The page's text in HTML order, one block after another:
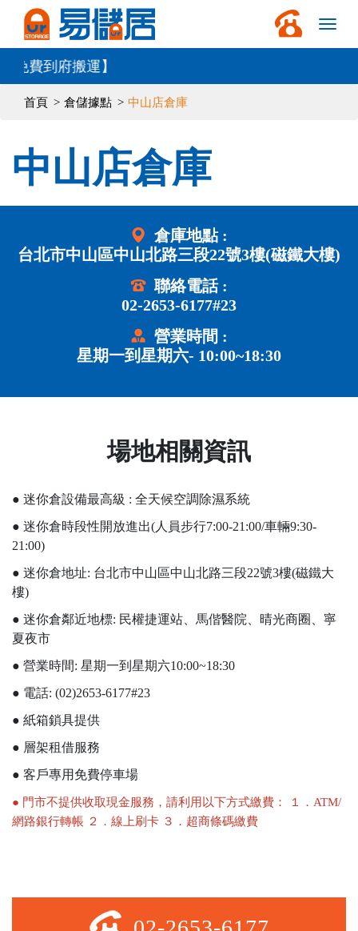
府搬運】
首頁 倉儲據點 中山店倉庫
中山店倉庫
倉庫地點 :
台北市中山區中山北路三段22號3樓(磁鐵大樓)
聯絡電話 :
02-2653-6177#23
營業時間 :
星期一到星期六- 10:00~18:30
場地相關資訊
● 迷你倉設備最高級 : 全天候空調除濕系統
● 迷你倉時段性開放進出(人員步行7:00-21:00/車輛9:30-
21:00)
● 迷你倉地址: 台北市中山區中山北路三段22號3樓(磁鐵大
樓)
● 迷你倉鄰近地標: 民權捷運站、馬偕醫院、晴光商圈、寧
夏夜市
● 營業時間: 星期一到星期六10:00~18:30
● 電話: (02)2653-6177#23
● 紙箱鎖具提供
● 層架租借服務
● 客戶專用免費停車場
● 門市不提供收取現金服務，請利用以下方式繳費： １．ATM/
網路銀行轉帳 ２．線上刷卡 ３．超商條碼繳費